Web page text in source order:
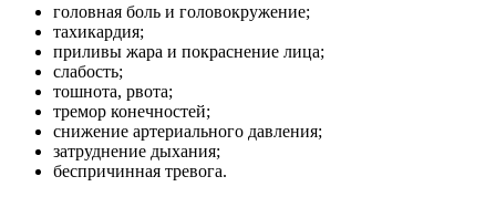
головная боль и головокружение;
тахикардия;
приливы жара и покраснение лица;
слабость;
тошнота, рвота;
тремор конечностей;
снижение артериального давления;
затруднение дыхания;
беспричинная тревога.